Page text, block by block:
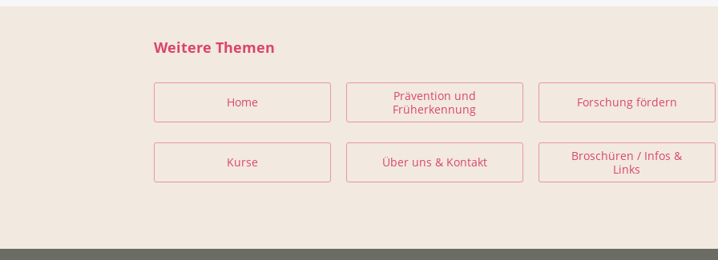
Weitere Themen
Home
Prävention und
Früherkennung
Forschung fördern
Kurse Über uns & Kontakt
Broschüren / Infos &
Links